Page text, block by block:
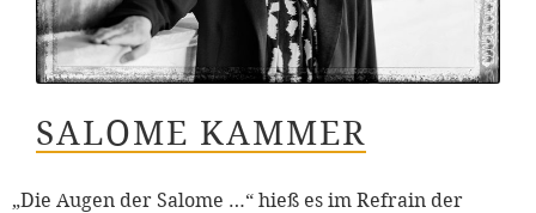
SALOME KAMMER
„Die Augen der Salome …“ hieß es im Refrain der